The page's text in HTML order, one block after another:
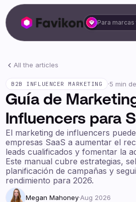
Para marcas
All the articles
B2B INFLUENCER MARKETING ·5 min
Guía de
Influencers para
El marketing de influencers
empresas SaaS a aumentar el
leads cualificados y fomentar la
Este manual cubre estrategias,
planificación de campañas y
rendimiento para 2026.
Megan Mahoney·Aug 2026